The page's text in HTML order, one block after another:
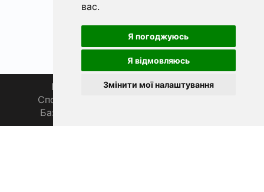
вас.
Я погоджуюсь
Я відмовляюсь
Змінити мої налаштування
Головна Про нас
Магазин 🛒
Спортивна рибалка 🏆
База знань 📚